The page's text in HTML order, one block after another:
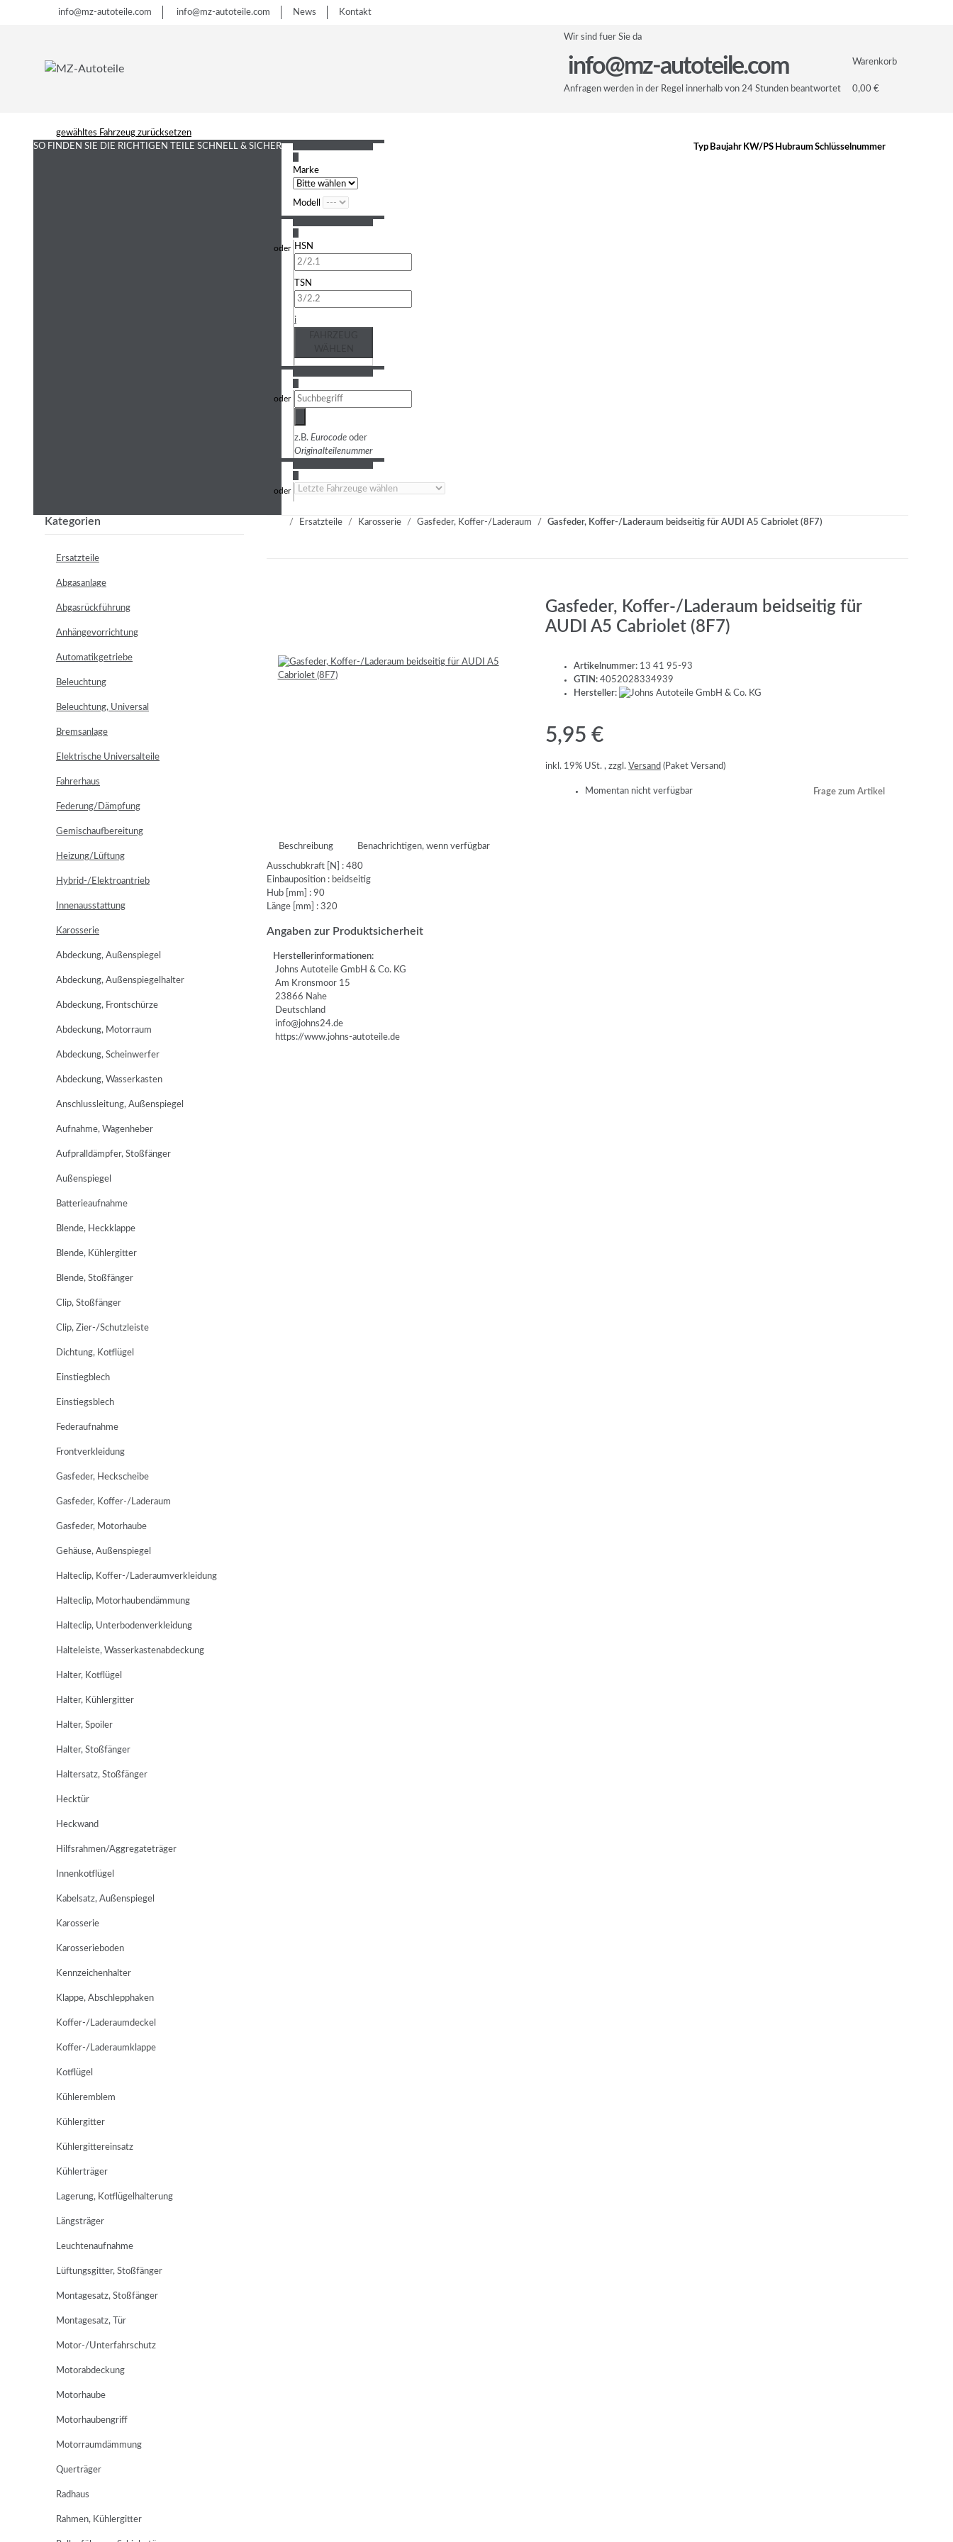
info@mz-autoteile.com info@mz-autoteile.com News Kontakt
Wir sind fuer Sie da
info@mz-autoteile.com
Anfragen werden in der Regel innerhalb von 24 Stunden beantwortet
Warenkorb
0,00 €
gewähltes Fahrzeug zurücksetzen
SO FINDEN SIE DIE RICHTIGEN TEILE SCHNELL & SICHER
Marke
Modell
HSN
TSN
i
z.B. Eurocode oder
Originalteilenummer
Typ Baujahr KW/PS HubraumSchlüsselnummer
Ersatzteile Karosserie Gasfeder, Koffer-/Laderaum Gasfeder, Koffer-/Laderaum beidseitig für AUDI A5 Cabriolet (8F7)
Gasfeder, Koffer-/Laderaum beidseitig für
AUDI A5 Cabriolet (8F7)
Artikelnummer: 13 41 95-93
GTIN: 4052028334939
Hersteller:
5,95 €
inkl. 19% USt. , zzgl. Versand (Paket Versand)
Momentan nicht verfügbar Frage zum Artikel
Beschreibung Benachrichtigen, wenn verfügbar
Ausschubkraft [N] : 480
Einbauposition : beidseitig
Hub [mm] : 90
Länge [mm] : 320
Angaben zur Produktsicherheit
Herstellerinformationen:
Johns Autoteile GmbH & Co. KG
Am Kronsmoor 15
23866 Nahe
Deutschland
info@johns24.de
https://www.johns-autoteile.de
Kategorien
Ersatzteile
Abgasanlage
Abgasrückführung
Anhängevorrichtung
Automatikgetriebe
Beleuchtung
Beleuchtung, Universal
Bremsanlage
Elektrische Universalteile
Fahrerhaus
Federung/Dämpfung
Gemischaufbereitung
Heizung/Lüftung
Hybrid-/Elektroantrieb
Innenausstattung
Karosserie
Abdeckung, Außenspiegel
Abdeckung, Außenspiegelhalter
Abdeckung, Frontschürze
Abdeckung, Motorraum
Abdeckung, Scheinwerfer
Abdeckung, Wasserkasten
Anschlussleitung, Außenspiegel
Aufnahme, Wagenheber
Aufpralldämpfer, Stoßfänger
Außenspiegel
Batterieaufnahme
Blende, Heckklappe
Blende, Kühlergitter
Blende, Stoßfänger
Clip, Stoßfänger
Clip, Zier-/Schutzleiste
Dichtung, Kotflügel
Einstiegblech
Einstiegsblech
Federaufnahme
Frontverkleidung
Gasfeder, Heckscheibe
Gasfeder, Koffer-/Laderaum
Gasfeder, Motorhaube
Gehäuse, Außenspiegel
Halteclip, Koffer-/Laderaumverkleidung
Halteclip, Motorhaubendämmung
Halteclip, Unterbodenverkleidung
Halteleiste, Wasserkastenabdeckung
Halter, Kotflügel
Halter, Kühlergitter
Halter, Spoiler
Halter, Stoßfänger
Haltersatz, Stoßfänger
Hecktür
Heckwand
Hilfsrahmen/Aggregateträger
Innenkotflügel
Kabelsatz, Außenspiegel
Karosserie
Karosserieboden
Kennzeichenhalter
Klappe, Abschlepphaken
Koffer-/Laderaumdeckel
Koffer-/Laderaumklappe
Kotflügel
Kühleremblem
Kühlergitter
Kühlergittereinsatz
Kühlerträger
Lagerung, Kotflügelhalterung
Längsträger
Leuchtenaufnahme
Lüftungsgitter, Stoßfänger
Montagesatz, Stoßfänger
Montagesatz, Tür
Motor-/Unterfahrschutz
Motorabdeckung
Motorhaube
Motorhaubengriff
Motorraumdämmung
Querträger
Radhaus
Rahmen, Kühlergitter